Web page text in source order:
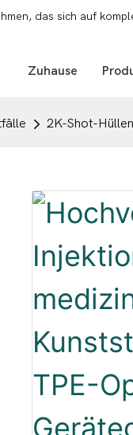
das sich auf
Zuhause
2K-Shot-Hüllen